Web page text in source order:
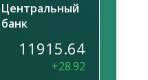
Центральный
банк
11915.64
+28.92